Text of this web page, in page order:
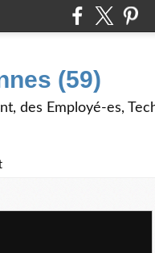
(59)
des Employé-es,